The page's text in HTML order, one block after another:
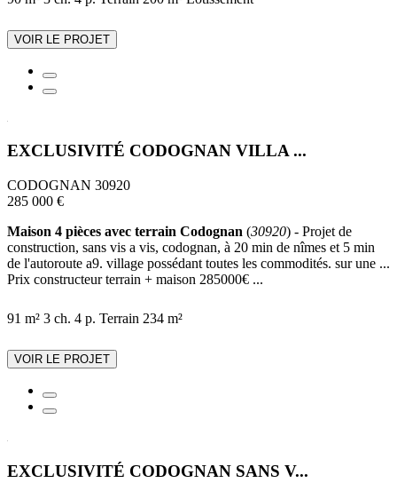
VOIR LE PROJET
EXCLUSIVITÉ CODOGNAN VILLA ...
CODOGNAN 30920
285 000 €
Maison 4 pièces avec terrain Codognan (30920) - Projet de
construction, sans vis a vis, codognan, à 20 min de nîmes et 5 min
de l'autoroute a9. village possédant toutes les commodités. sur une ...
Prix constructeur terrain + maison 285000€ ...
91 m² 3 ch. 4 p. Terrain 234 m²
VOIR LE PROJET
EXCLUSIVITÉ CODOGNAN SANS V...